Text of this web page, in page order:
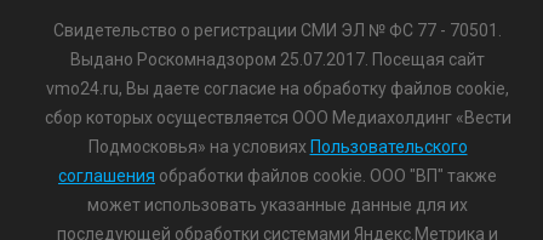
Свидетельство о регистрации СМИ ЭЛ № ФС 77 - 70501.
Выдано Роскомнадзором 25.07.2017. Посещая сайт
vmo24.ru, Вы даете согласие на обработку файлов cookie,
сбор которых осуществляется ООО Медиахолдинг «Вести
Подмосковья» на условиях Пользовательского
соглашения обработки файлов cookie. ООО "ВП" также
может использовать указанные данные для их
последующей обработки системами Яндекс.Метрика и